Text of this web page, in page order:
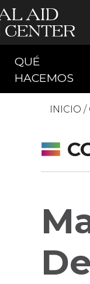
QUÉ
HACEMOS
INICIO /